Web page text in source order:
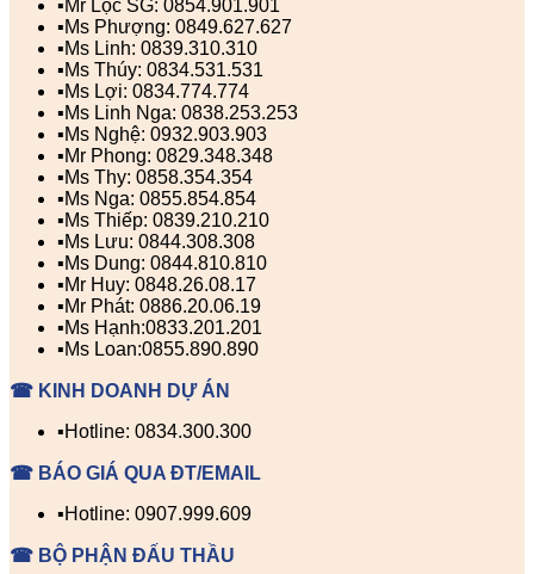
▪️Mr Lộc SG: 0854.901.901
▪️Ms Phượng: 0849.627.627
▪️Ms Linh: 0839.310.310
▪️Ms Thúy: 0834.531.531
▪️Ms Lợi: 0834.774.774
▪️Ms Linh Nga: 0838.253.253
▪️Ms Nghệ: 0932.903.903
▪️Mr Phong: 0829.348.348
▪️Ms Thy: 0858.354.354
▪️Ms Nga: 0855.854.854
▪️Ms Thiếp: 0839.210.210
▪️Ms Lưu: 0844.308.308
▪️Ms Dung: 0844.810.810
▪️Mr Huy: 0848.26.08.17
▪️Mr Phát: 0886.20.06.19
▪️Ms Hạnh:0833.201.201
▪️Ms Loan:0855.890.890
☎ KINH DOANH DỰ ÁN
▪️Hotline: 0834.300.300
☎ BÁO GIÁ QUA ĐT/EMAIL
▪️Hotline: 0907.999.609
☎ BỘ PHẬN ĐẤU THẦU